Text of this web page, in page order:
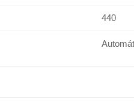
440